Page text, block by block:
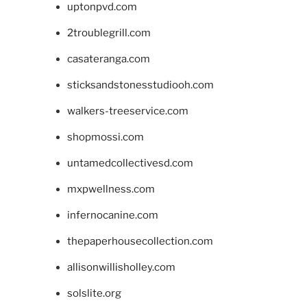
uptonpvd.com
2troublegrill.com
casateranga.com
sticksandstonesstudiooh.com
walkers-treeservice.com
shopmossi.com
untamedcollectivesd.com
mxpwellness.com
infernocanine.com
thepaperhousecollection.com
allisonwillisholley.com
solslite.org